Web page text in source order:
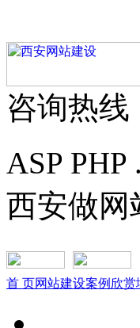
咨询热线
ASP PHP
西安做网
首 页网站建设案例欣赏